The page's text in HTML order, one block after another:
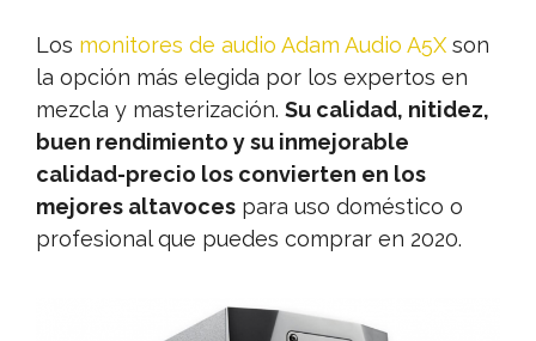
Los monitores de audio Adam Audio A5X son
la opción más elegida por los expertos en
mezcla y masterización. Su calidad, nitidez,
buen rendimiento y su inmejorable
calidad-precio los convierten en los
mejores altavoces para uso doméstico o
profesional que puedes comprar en 2020.